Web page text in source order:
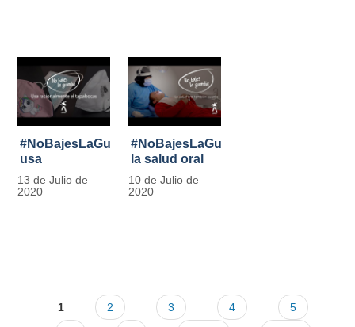
#NoBajesLaGuardia:
usa
racionalmente
el tapabocas
13 de Julio de
2020
#NoBajesLaGuardia:
la salud oral
también
cuenta
10 de Julio de
2020
1 2 3 4
5